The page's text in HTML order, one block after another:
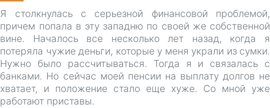
Я столкнулась с серьезной финансовой проблемой,
причем попала в эту западню по своей же собственной
вине. Началось все несколько лет назад, когда я
потеряла чужие деньги, которые у меня украли из сумки.
Нужно было рассчитываться. Тогда я и связалась с
банками. Но сейчас моей пенсии на выплату долгов не
хватает, и положение стало еще хуже. Со мной уже
работают приставы.